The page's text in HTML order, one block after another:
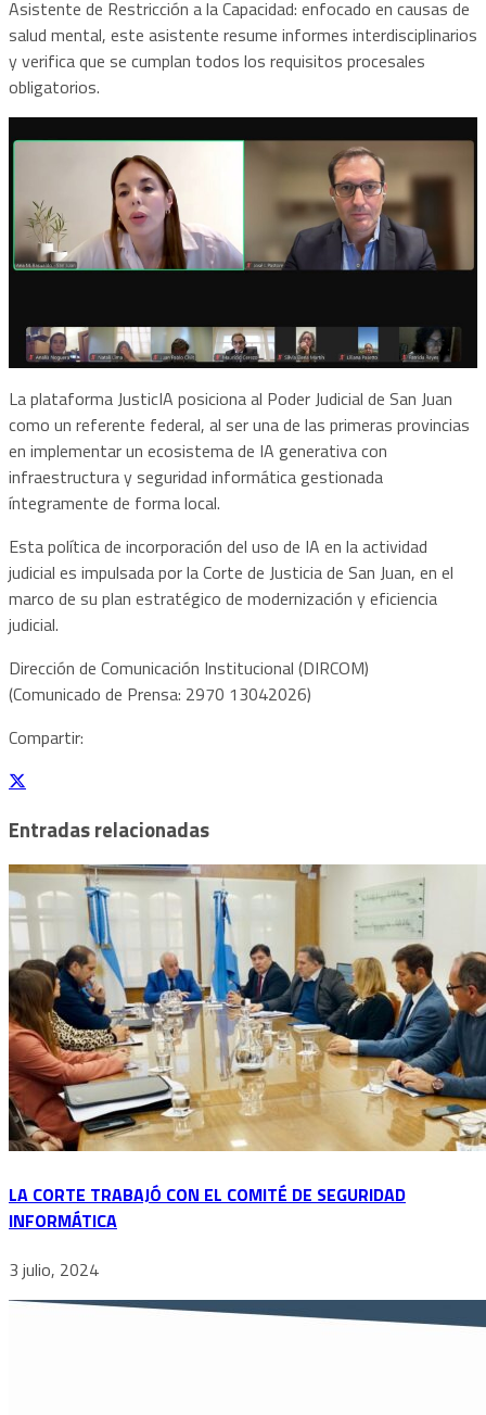
Asistente de Restricción a la Capacidad: enfocado en causas de
salud mental, este asistente resume informes interdisciplinarios
y verifica que se cumplan todos los requisitos procesales
obligatorios.
La plataforma JusticIA posiciona al Poder Judicial de San Juan
como un referente federal, al ser una de las primeras provincias
en implementar un ecosistema de IA generativa con
infraestructura y seguridad informática gestionada
íntegramente de forma local.
Esta política de incorporación del uso de IA en la actividad
judicial es impulsada por la Corte de Justicia de San Juan, en el
marco de su plan estratégico de modernización y eficiencia
judicial.
Dirección de Comunicación Institucional (DIRCOM)
(Comunicado de Prensa: 2970 13042026)
Compartir:
Entradas relacionadas
LA CORTE TRABAJÓ CON EL COMITÉ DE SEGURIDAD
INFORMÁTICA
3 julio, 2024